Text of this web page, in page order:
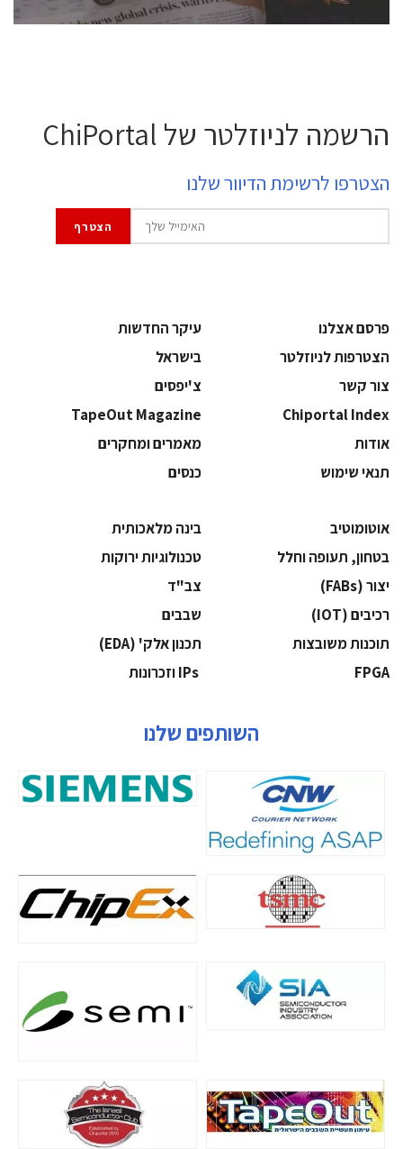
הרשמה לניוזלטר של ChiPortal
הצטרפו לרשימת הדיוור שלנו
פרסם אצלנו
עיקר החדשות
הצטרפות לניוזלטר
בישראל
צור קשר
צ'יפסים
Chiportal Index
TapeOut Magazine
אודות
מאמרים ומחקרים
תנאי שימוש
כנסים
אוטומוטיב
בינה מלאכותית
בטחון, תעופה וחלל
‫טכנולוגיות ירוקות‬
‫יצור (‪(FABs‬‬
‫צב"ד‬
‫רכיבים‬ (IOT)
‫שבבים‬
‫תוכנות משובצות‬
‫תכנון אלק' (‪(EDA‬‬
‫‪FPGA‬‬
השותפים שלנו